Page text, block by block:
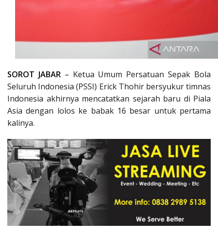
SOROT JABAR – Ketua Umum Persatuan Sepak Bola
Seluruh Indonesia (PSSI) Erick Thohir bersyukur timnas
Indonesia akhirnya mencatatkan sejarah baru di Piala
Asia dengan lolos ke babak 16 besar untuk pertama
kalinya.